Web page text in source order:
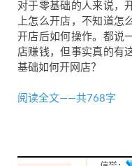
对于零基础的人来说，
上怎么开店，不知道怎
开店后如何操作。都说
店赚钱，但事实真的有
基础如何开网店？
阅读全文——共768字